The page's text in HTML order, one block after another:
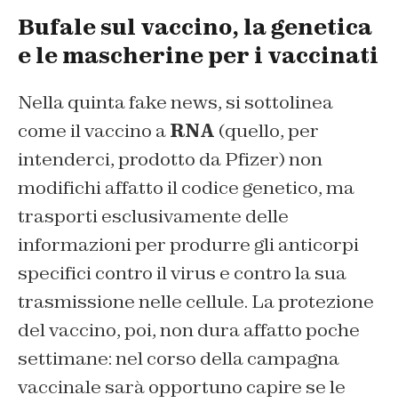
Bufale sul vaccino, la genetica
e le mascherine per i vaccinati
Nella quinta fake news, si sottolinea
come il vaccino aRNA (quello, per
intenderci, prodotto da Pfizer) non
modifichi affatto il codice genetico, ma
trasporti esclusivamente delle
informazioni per produrre gli anticorpi
specifici contro il virus e contro la sua
trasmissione nelle cellule. La protezione
del vaccino, poi, non dura affatto poche
settimane: nel corso della campagna
vaccinale sarà opportuno capire se le